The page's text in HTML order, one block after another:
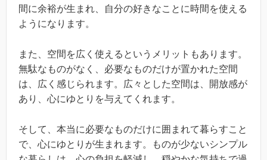
間に余裕が生まれ、自分の好きなことに時間を使える
ようになります。
また、空間を広く使えるというメリットもあります。
無駄なものがなく、必要なものだけが置かれた空間
は、広く感じられます。広々とした空間は、開放感が
あり、心にゆとりを与えてくれます。
そして、本当に必要なものだけに囲まれて暮らすこと
で、心にゆとりが生まれます。ものが少ないシンプル